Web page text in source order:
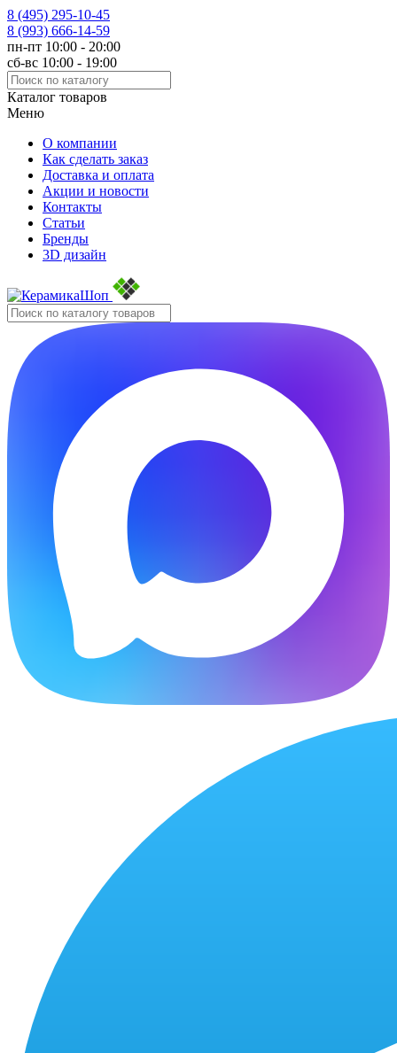
8 (495) 295-10-45
8 (993) 666-14-59
пн-пт 10:00 - 20:00
сб-вс 10:00 - 19:00
Каталог товаров
Меню
О компании
Как сделать заказ
Доставка и оплата
Акции и новости
Контакты
Статьи
Бренды
3D дизайн